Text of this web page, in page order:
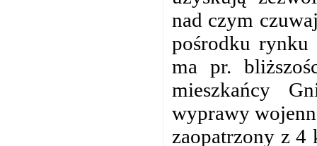
nad czym
pośrodku rynku
ma pr.
mieszkańcy
wyprawy
zaopatrzony z 4